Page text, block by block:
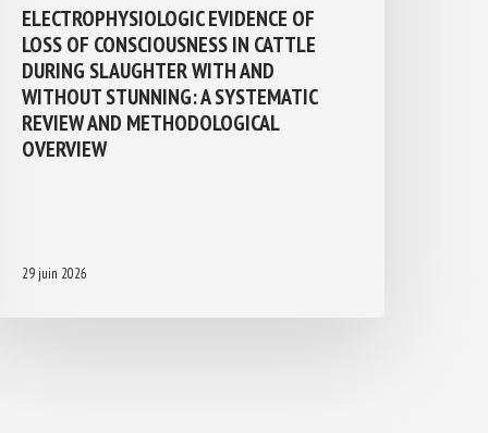
ELECTROPHYSIOLOGIC EVIDENCE OF
LOSS OF CONSCIOUSNESS IN CATTLE
DURING SLAUGHTER WITH AND
WITHOUT STUNNING: A SYSTEMATIC
REVIEW AND METHODOLOGICAL
OVERVIEW
29 juin 2026